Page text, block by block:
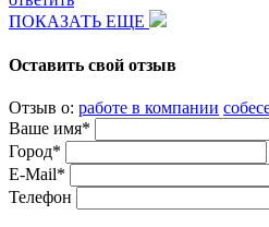
ПОКАЗАТЬ ЕЩЕ
Оставить свой отзыв
Отзыв о: работе в компании
Ваше имя*
Город*
E-Mail*
Телефон